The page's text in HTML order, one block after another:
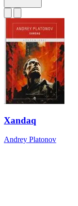
Xandaq
Andrey Platonov